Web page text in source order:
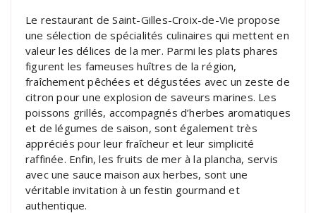
Le restaurant de Saint-Gilles-Croix-de-Vie propose
une sélection de spécialités culinaires qui mettent en
valeur les délices de la mer. Parmi les plats phares
figurent les fameuses huîtres de la région,
fraîchement pêchées et dégustées avec un zeste de
citron pour une explosion de saveurs marines. Les
poissons grillés, accompagnés d’herbes aromatiques
et de légumes de saison, sont également très
appréciés pour leur fraîcheur et leur simplicité
raffinée. Enfin, les fruits de mer à la plancha, servis
avec une sauce maison aux herbes, sont une
véritable invitation à un festin gourmand et
authentique.